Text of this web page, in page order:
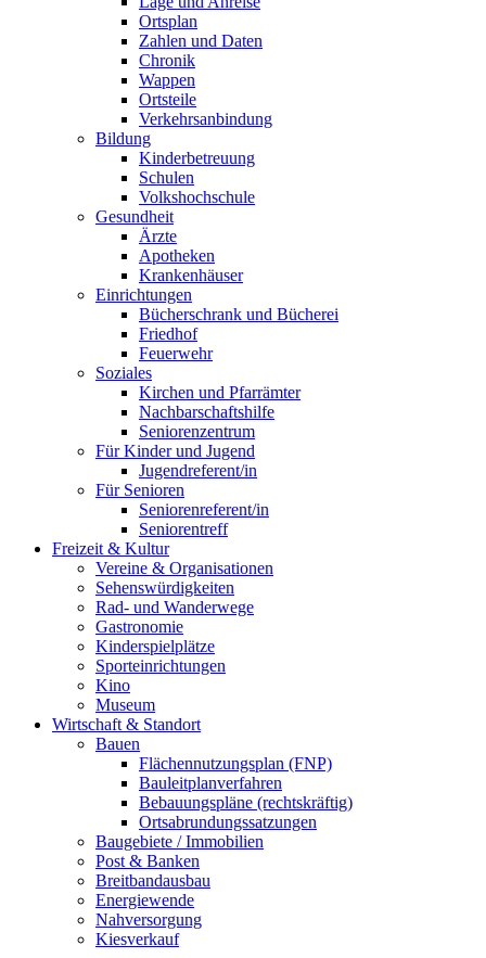
Ortsplan
Zahlen und Daten
Chronik
Wappen
Ortsteile
Verkehrsanbindung
Bildung
Kinderbetreuung
Schulen
Volkshochschule
Gesundheit
Ärzte
Apotheken
Krankenhäuser
Einrichtungen
Bücherschrank und Bücherei
Friedhof
Feuerwehr
Soziales
Kirchen und Pfarrämter
Nachbarschaftshilfe
Seniorenzentrum
Für Kinder und Jugend
Jugendreferent/in
Für Senioren
Seniorenreferent/in
Seniorentreff
Freizeit & Kultur
Vereine & Organisationen
Sehenswürdigkeiten
Rad- und Wanderwege
Gastronomie
Kinderspielplätze
Sporteinrichtungen
Kino
Museum
Wirtschaft & Standort
Bauen
Flächennutzungsplan (FNP)
Bauleitplanverfahren
Bebauungspläne (rechtskräftig)
Ortsabrundungssatzungen
Baugebiete / Immobilien
Post & Banken
Breitbandausbau
Energiewende
Nahversorgung
Kiesverkauf